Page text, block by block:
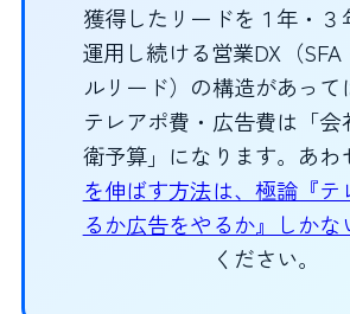
獲得したリードを１年・３
運用し続ける営業DX（SFA
ルリード）の構造があって
テレアポ費・広告費は「会
衛予算」になります。あわ
を伸ばす方法は、極論『テ
るか広告をやるか』しかな
ください。